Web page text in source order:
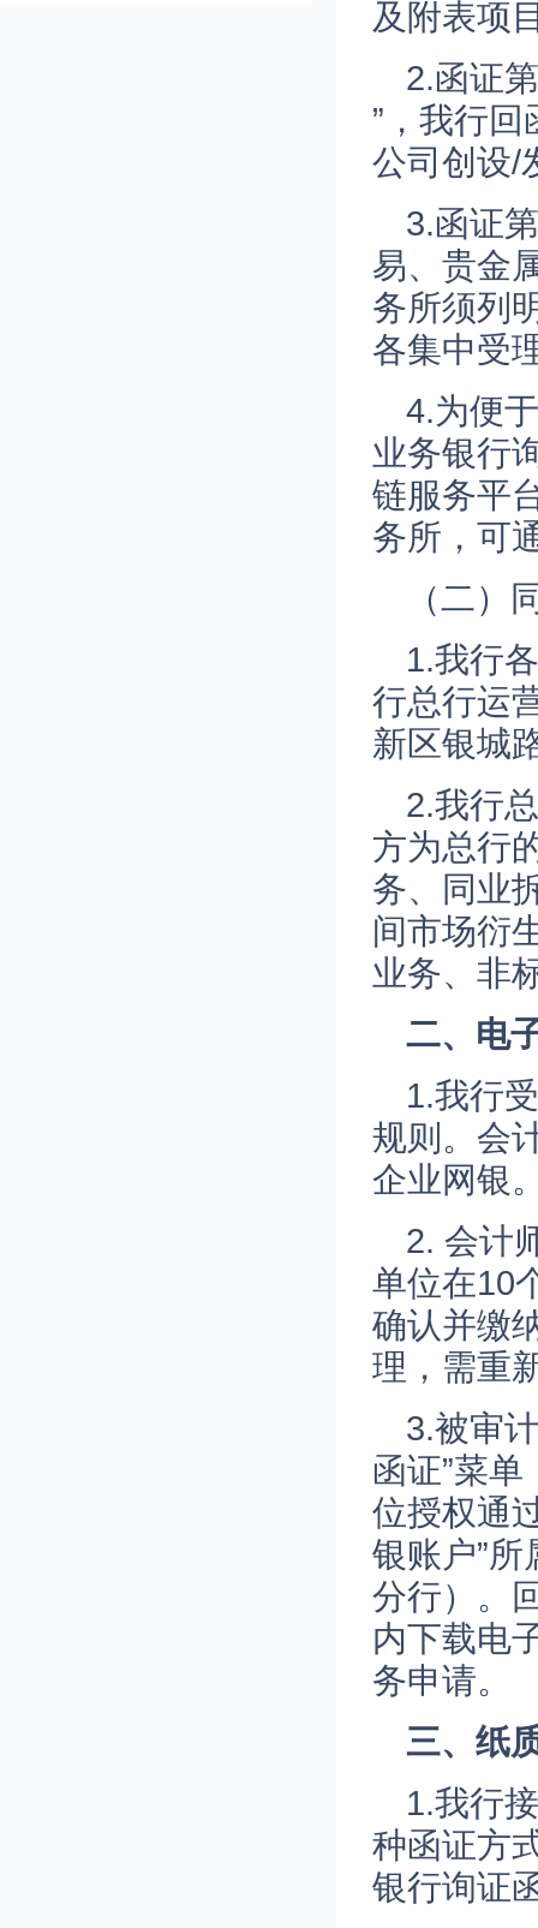
及附表项
2.函证
”，我行
公司创设/
3.函证
易、贵金
务所须列
各集中受
4.为便
业务银行
链服务平
务所，可
（二）
1.我行
行总行运
新区银城
2.我行
方为总行
务、同业
间市场衍
业务、非
二、电
1.我行
规则。会
企业网银
2. 会计
单位在10
确认并缴
理，需重
3.被审
函证”菜
位授权通
银账户”
分行）。
内下载电
务申请。
三、纸
1.我行
种函证方
银行询证